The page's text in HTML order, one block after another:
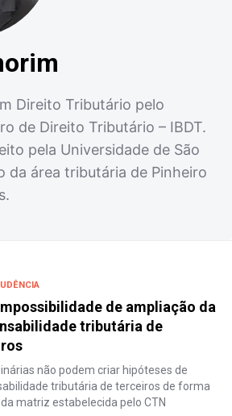
Direito Tributário pelo
de Direito Tributário – IBDT.
pela Universidade de São
da área tributária de Pinheiro
de ampliação da
tributária de
não podem criar hipóteses de
tributária de terceiros de forma
matriz estabelecida pelo CTN